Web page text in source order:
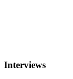
Interviews